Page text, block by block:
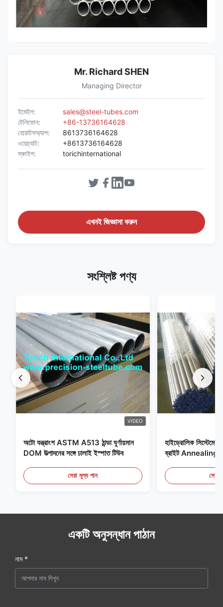
Mr. Richard SHEN
Managing Director
ইমেইল:
sales@steel-tubes.com
টেলিফোন:
+86-13736164628
হোয়াটসঅ্যাপ:
8613736164628
ওয়েচ্যাট:
+8613736164628
স্কাইপ:
torichinternational
এখনই জিজ্ঞাসা করুন
সংশ্লিষ্ট পণ্য
VIDEO
অটো যন্ত্রাংশ ASTM A513 ঠান্ডা ঘূর্ণায়মান
DOM উত্পাদনের সঙ্গে ঢালাই ইস্পাত টিউব
সেরা মূল্য পান
হাইড্রোলিক সিস্টেমের
ব্রাইট Annealing
সেরা
একটি অনুসন্ধান পাঠান
নাম *